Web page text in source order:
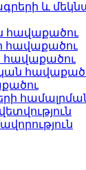
և
հավաքածու
հավաքածու